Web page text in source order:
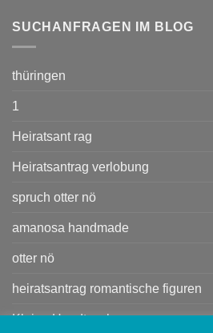
SUCHANFRAGEN IM BLOG
thüringen
1
Heiratsant rag
Heiratsantrag verlobung
spruch otter nö
amanosa handmade
otter nö
heiratsantrag romantische figuren
Kleine Handtasche